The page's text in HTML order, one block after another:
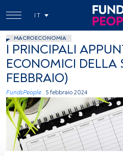
IT
MACROECONOMIA
I PRINCIPALI
ECONOMICI DELLA
FEBBRAIO)
FundsPeople . 5 febbraio 2024